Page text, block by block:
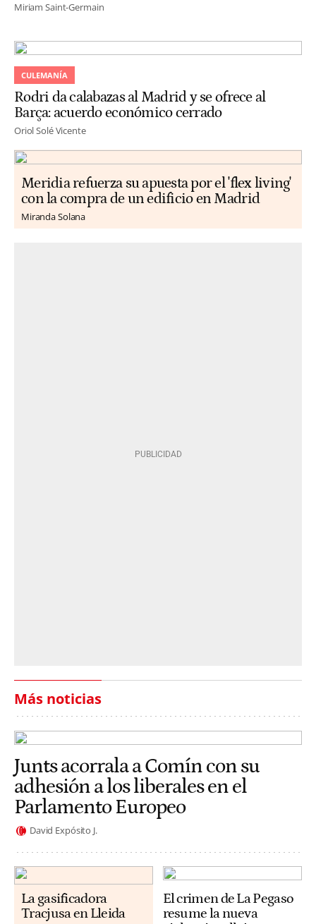
Miriam Saint-Germain
CULEMANÍA
Rodri da calabazas al Madrid y se ofrece al
Barça: acuerdo económico cerrado
Oriol Solé Vicente
Meridia refuerza su apuesta por el 'flex living'
con la compra de un edificio en Madrid
Miranda Solana
Más noticias
Junts acorrala a Comín con su
adhesión a los liberales en el
Parlamento Europeo
David Expósito J.
La gasificadora
Tracjusa en Lleida
El crimen de La Pegaso
resume la nueva